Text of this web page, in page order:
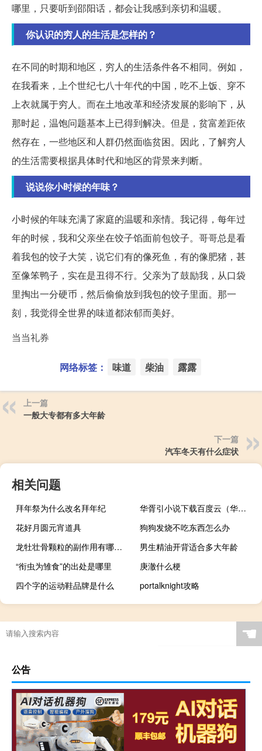
哪里，只要听到邵阳话，都会让我感到亲切和温暖。
你认识的穷人的生活是怎样的？
在不同的时期和地区，穷人的生活条件各不相同。例如，
在我看来，上个世纪七八十年代的中国，吃不上饭、穿不
上衣就属于穷人。而在土地改革和经济发展的影响下，从
那时起，温饱问题基本上已得到解决。但是，贫富差距依
然存在，一些地区和人群仍然面临贫困。因此，了解穷人
的生活需要根据具体时代和地区的背景来判断。
说说你小时候的年味？
小时候的年味充满了家庭的温暖和亲情。我记得，每年过
年的时候，我和父亲坐在饺子馅面前包饺子。哥哥总是看
着我包的饺子大笑，说它们有的像死鱼，有的像肥猪，甚
至像笨鸭子，实在是丑得不行。父亲为了鼓励我，从口袋
里掏出一分硬币，然后偷偷放到我包的饺子里面。那一
刻，我觉得全世界的味道都浓郁而美好。
当当礼券
网络标签： 味道 柴油 露露
上一篇
一般大专都有多大年龄
下一篇
汽车冬天有什么症状
相关问题
拜年祭为什么改名拜年纪
华胥引小说下载百度云（华胥引小说txt下载）
花好月圆元宵道具
狗狗发烧不吃东西怎么办
龙牡壮骨颗粒的副作用有哪些?（龙牡壮骨颗粒的功效与作用）
男生精油开背适合多大年龄
“衔虫为雏食”的出处是哪里
庚澈什么梗
四个字的运动鞋品牌是什么
portalknight攻略
☚
公告